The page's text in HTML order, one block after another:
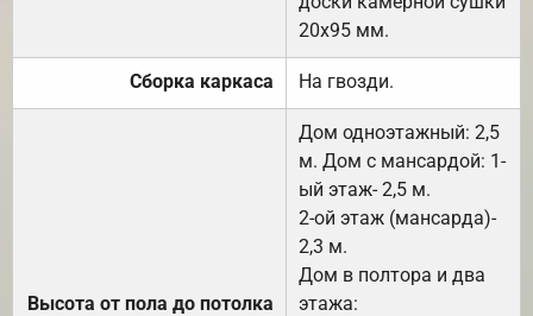
20х95 мм.
Сборка каркаса На гвозди.
Высота от пола до потолка
Дом одноэтажный: 2,5
м. Дом с мансардой: 1-
ый этаж- 2,5 м.
2-ой этаж (мансарда)-
2,3 м.
Дом в полтора и два
этажа: